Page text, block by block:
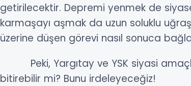
getirilecektir. Depremi yenmek de
karmaşayı aşmak da uzun soluklu
üzerine düşen görevi nasıl sonuca
Peki, Yargıtay ve YSK siyasi
bitirebilir mi? Bunu irdeleyeceğiz!